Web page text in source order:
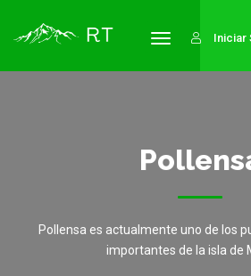
Iniciar
Pollensa es actualmente uno de los
importantes de la isla de